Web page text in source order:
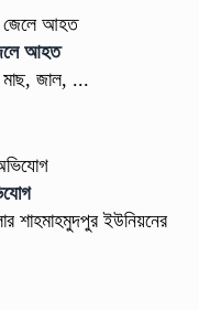
আহত
মাছ, জাল, ...
শাহমাহমুদপুর ইউনিয়নের